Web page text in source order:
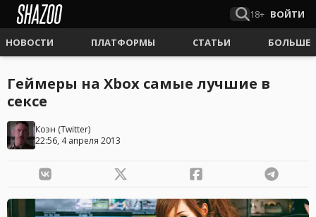
18+ ВОЙТИ
НОВОСТИ ПЛАТФОРМЫ СТАТЬИ БОЛЬШЕ
Геймеры на Xbox самые лучшие в
сексе
Коэн (Twitter)
22:56, 4 апреля 2013